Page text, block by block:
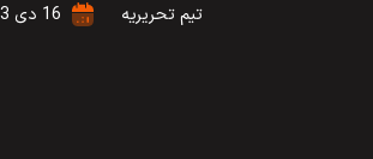
تیم تحریریه 16 دی 1403